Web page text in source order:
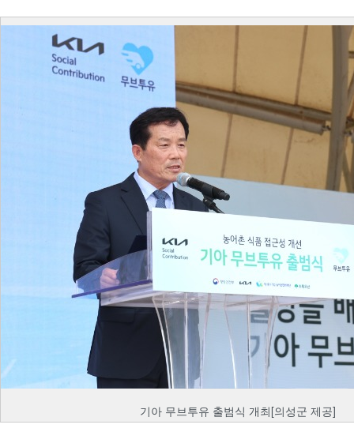
기아 무브투유 출범식 개최[의성군 제공]